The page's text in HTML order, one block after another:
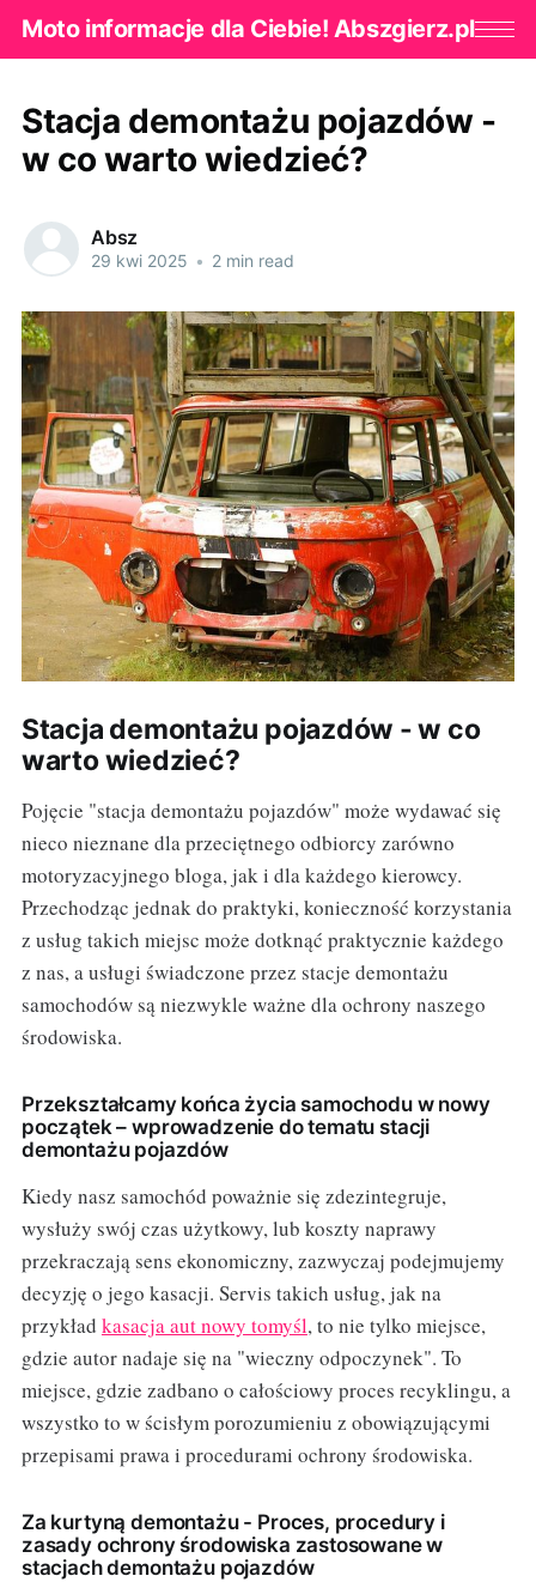
Moto informacje dla Ciebie! Abszgierz.pl
Stacja demontażu pojazdów -
w co warto wiedzieć?
Absz
29 kwi 2025 • 2 min read
Stacja demontażu pojazdów - w co
warto wiedzieć?
Pojęcie "stacja demontażu pojazdów" może wydawać się
nieco nieznane dla przeciętnego odbiorcy zarówno
motoryzacyjnego bloga, jak i dla każdego kierowcy.
Przechodząc jednak do praktyki, konieczność korzystania
z usług takich miejsc może dotknąć praktycznie każdego
z nas, a usługi świadczone przez stacje demontażu
samochodów są niezwykle ważne dla ochrony naszego
środowiska.
Przekształcamy końca życia samochodu w nowy
początek – wprowadzenie do tematu stacji
demontażu pojazdów
Kiedy nasz samochód poważnie się zdezintegruje,
wysłuży swój czas użytkowy, lub koszty naprawy
przekraczają sens ekonomiczny, zazwyczaj podejmujemy
decyzję o jego kasacji. Servis takich usług, jak na
przykład kasacja aut nowy tomyśl, to nie tylko miejsce,
gdzie autor nadaje się na "wieczny odpoczynek". To
miejsce, gdzie zadbano o całościowy proces recyklingu, a
wszystko to w ścisłym porozumieniu z obowiązującymi
przepisami prawa i procedurami ochrony środowiska.
Za kurtyną demontażu - Proces, procedury i
zasady ochrony środowiska zastosowane w
stacjach demontażu pojazdów